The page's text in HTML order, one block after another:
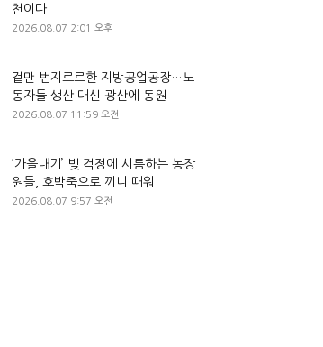
천이다
2026.08.07 2:01 오후
겉만 번지르르한 지방공업공장…노
동자들 생산 대신 광산에 동원
2026.08.07 11:59 오전
‘가을내기’ 빚 걱정에 시름하는 농장
원들, 호박죽으로 끼니 때워
2026.08.07 9:57 오전